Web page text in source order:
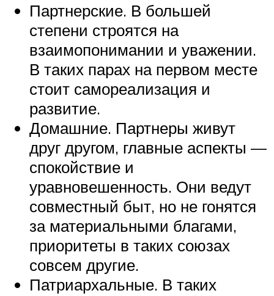
Партнерские. В большей
степени строятся на
взаимопонимании и уважении.
В таких парах на первом месте
стоит самореализация и
развитие.
Домашние. Партнеры живут
друг другом, главные аспекты —
спокойствие и
уравновешенность. Они ведут
совместный быт, но не гонятся
за материальными благами,
приоритеты в таких союзах
совсем другие.
Патриархальные. В таких